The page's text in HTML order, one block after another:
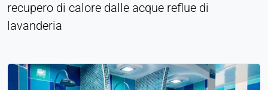
recupero di calore dalle acque reflue di
lavanderia